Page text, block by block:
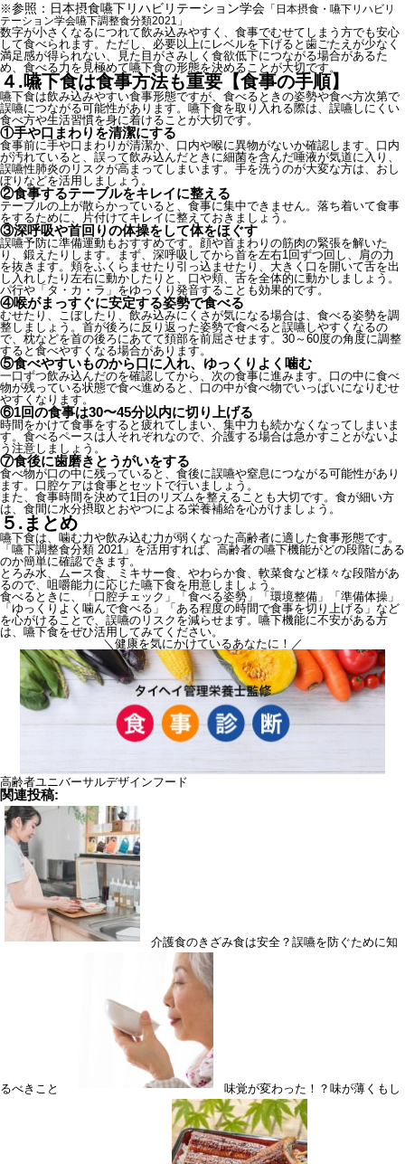
※参照：日本摂食嚥下リハビリテーション学会 「日本摂食・嚥下リハビリ
テーション学会嚥下調整食分類2021」
数字が小さくなるにつれて飲み込みやすく、食事でむせてしまう方でも安心
して食べられます。ただし、必要以上にレベルを下げると歯ごたえが少なく
満足感が得られない、見た目がさみしく食欲低下につながる場合があるた
め、食べる力を見極めて嚥下食の形態を決めることが大切です。
４.嚥下食は食事方法も重要【食事の手順】
嚥下食は飲み込みやすい食事形態ですが、食べるときの姿勢や食べ方次第で
誤嚥につながる可能性があります。嚥下食を取り入れる際は、誤嚥しにくい
食べ方や生活習慣を身に着けることが大切です。
①手や口まわりを清潔にする
食事前に手や口まわりが清潔か、口内や喉に異物がないか確認します。口内
が汚れていると、誤って飲み込んだときに細菌を含んだ唾液が気道に入り、
誤嚥性肺炎のリスクが高まってしまいます。手を洗うのが大変な方は、おし
ぼりなどを活用しましょう。
②食事するテーブルをキレイに整える
テーブルの上が散らかっていると、食事に集中できません。落ち着いて食事
をするために、片付けてキレイに整えておきましょう。
③深呼吸や首回りの体操をして体をほぐす
誤嚥予防に準備運動もおすすめです。顔や首まわりの筋肉の緊張を解いた
り、鍛えたりします。まず、深呼吸してから首を左右1回ずつ回し、肩の力
を抜きます。頬をふくらませたり引っ込ませたり、大きく口を開いて舌を出
し入れしたり左右に動かしたりと、口や頬、舌を全体的に動かしましょう。
パ行や「タ・カ・ラ」をゆっくり発音することも効果的です。
④喉がまっすぐに安定する姿勢で食べる
むせたり、こぼしたり、飲み込みにくさが気になる場合は、食べる姿勢を調
整しましょう。首が後ろに反り返った姿勢で食べると誤嚥しやすくなるの
で、枕などを首の後ろにあてて頚部を前屈させます。30～60度の角度に調整
すると食べやすくなる場合があります。
⑤食べやすいものから口に入れ、ゆっくりよく噛む
一口ずつ飲み込んだのを確認してから、次の食事に進みます。口の中に食べ
物が残っている状態で食べ進めると、口の中が食べ物でいっぱいになりむせ
やすくなります。
⑥1回の食事は30〜45分以内に切り上げる
時間をかけて食事をすると疲れてしまい、集中力も続かなくなってしまいま
す。食べるペースは人それぞれなので、介護する場合は急かすことがないよ
う注意しましょう。
⑦食後に歯磨きとうがいをする
食べ物が口の中に残っていると、食後に誤嚥や窒息につながる可能性があり
ます。口腔ケアは食事とセットで行いましょう。
また、食事時間を決めて1日のリズムを整えることも大切です。食が細い方
は、食間に水分摂取とおやつによる栄養補給を心がけましょう。
５.まとめ
嚥下食は、噛む力や飲み込む力が弱くなった高齢者に適した食事形態です。
「嚥下調整食分類 2021」を活用すれば、高齢者の嚥下機能がどの段階にある
のか簡単に確認できます。
とろみ水、ムース食、ミキサー食、やわらか食、軟菜食など様々な段階があ
るので、咀嚼能力に応じた嚥下食を用意しましょう。
食べるときに、「口腔チェック」「食べる姿勢」「環境整備」「準備体操」
「ゆっくりよく噛んで食べる」「ある程度の時間で食事を切り上げる」など
を心がけることで、誤嚥のリスクを減らせます。嚥下機能に不安がある方
は、嚥下食をぜひ活用してみてください。
＼健康を気にかけているあなたに！／
高齢者ユニバーサルデザインフード
関連投稿:
介護食のきざみ食は安全？誤嚥を防ぐために知
るべきこと 味覚が変わった！？味が薄くもし